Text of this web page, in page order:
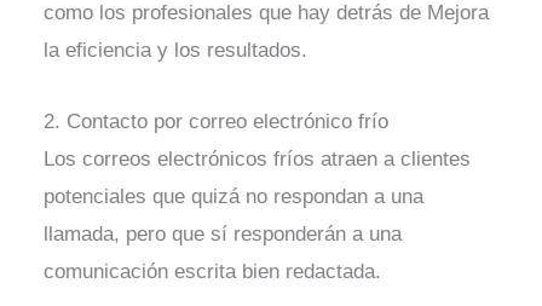
como los profesionales que hay detrás de Mejora
la eficiencia y los resultados.
2. Contacto por correo electrónico frío
Los correos electrónicos fríos atraen a clientes
potenciales que quizá no respondan a una
llamada, pero que sí responderán a una
comunicación escrita bien redactada.